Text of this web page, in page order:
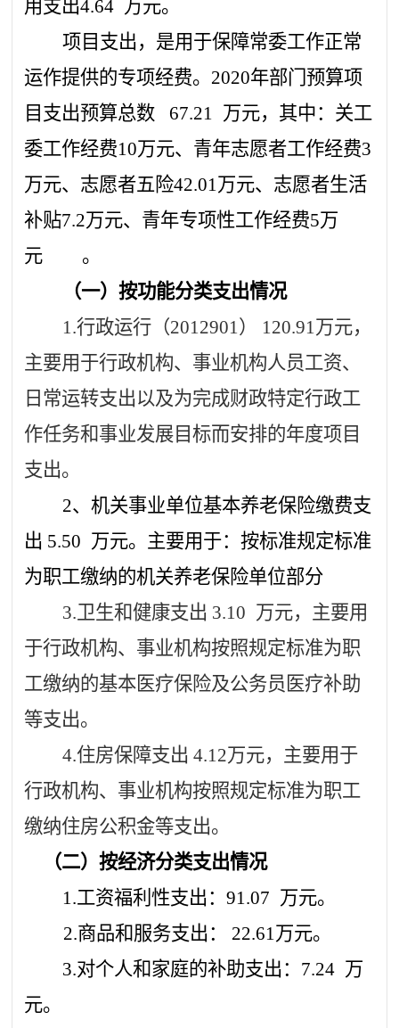
用支出4.64 万元。
项目支出，是用于保障常委工作正常
运作提供的专项经费。 2020年部门预算项
目支出预算总数 67.21 万元，其中： 关工
委工作经费10万元、青年志愿者工作经费3
万元、志愿者五险42.01万元、志愿者生活
补贴7.2万元、青年专项性工作经费5万
元
。
（一）按功能分类支出情况
1.行政运行（201 2901 ） 120.91 万元，
主要用于行政机构、事业机构人员工资、
日常运转支出以及为完成财政特定行政工
作任务和事业发展目标而安排的年度项目
支出。
2、机关事业单位基本养老保险缴费支
出 5.50 万元。主要用于：按标准规定标准
为职工缴纳的机关养老保险单位部分
3.卫生和健康支出 3.10 万元，主要用
于行政机构、事业机构按照规定标准为职
工缴纳的基本医疗保险及公务员医疗补助
等支出。
4.住房保障支出 4.12万元，主要用于
行政机构、事业机构按照规定标准为职工
缴纳住房公积金等支出。
（二）按经济分类支出情况
1.工资福利性支出： 91.07 万元。
2.商品和服务支出： 22.61 万元。
3.对个人和家庭的补助支出： 7.24 万
元。